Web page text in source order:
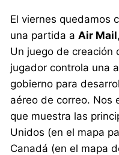
El viernes quedamos
una partida aAir Mail
Un juego de creación
jugador controla una
gobierno para
aéreo de correo. Nos
que muestra las
Unidos (en el mapa
Canadá (en el mapa